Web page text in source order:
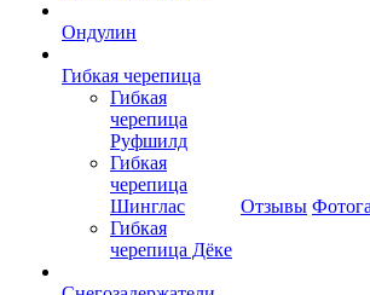
Ондулин
Гибкая черепица
Гибкая
черепица
Руфшилд
Гибкая
черепица
Шинглас
Гибкая
черепица Дёке
Отзывы